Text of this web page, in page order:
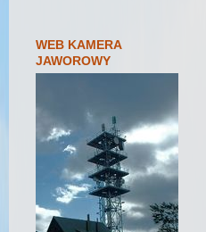
WEB KAMERA
JAWOROWY